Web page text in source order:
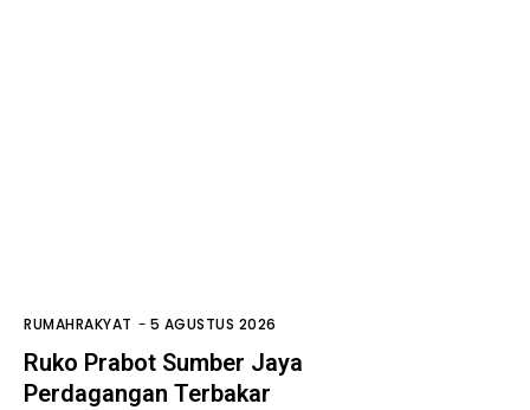
RUMAHRAKYAT - 5 AGUSTUS 2026
Ruko Prabot Sumber Jaya
Perdagangan Terbakar